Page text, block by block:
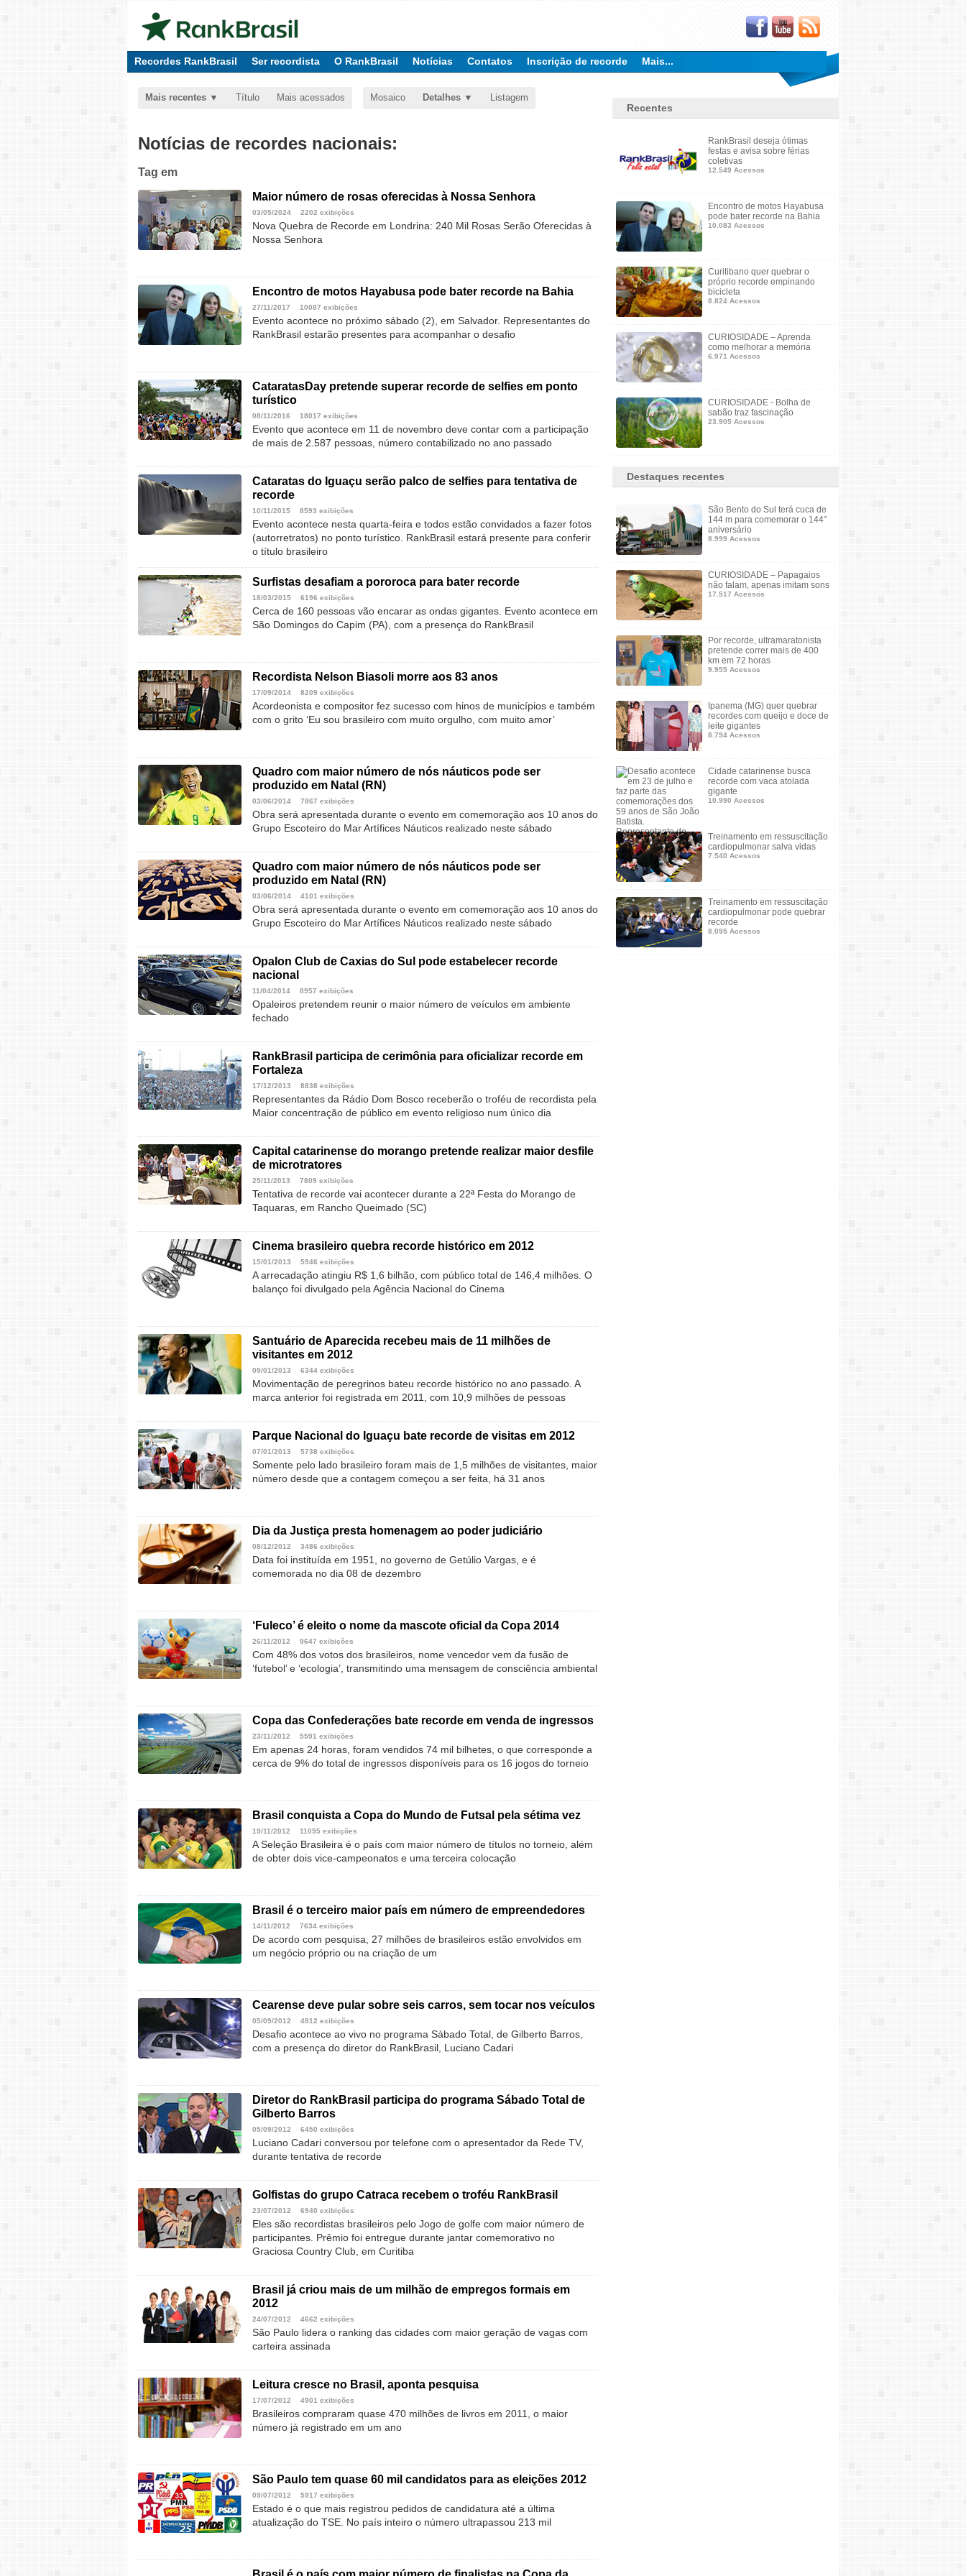
Recordes RankBrasil Ser recordista O RankBrasil Notícias Contatos Inscrição de recorde Mais...
Mais recentes Título Mais acessados Mosaico Detalhes Listagem
Notícias de recordes nacionais:
Tag em
Maior número de rosas oferecidas à Nossa Senhora
03/05/2024 2202 exibições
Nova Quebra de Recorde em Londrina: 240 Mil Rosas Serão Oferecidas à
Nossa Senhora
Encontro de motos Hayabusa pode bater recorde na Bahia
27/11/2017 10087 exibições
Evento acontece no próximo sábado (2), em Salvador. Representantes do
RankBrasil estarão presentes para acompanhar o desafio
CataratasDay pretende superar recorde de selfies em ponto
turístico
08/11/2016 18017 exibições
Evento que acontece em 11 de novembro deve contar com a participação
de mais de 2.587 pessoas, número contabilizado no ano passado
Cataratas do Iguaçu serão palco de selfies para tentativa de
recorde
10/11/2015 8593 exibições
Evento acontece nesta quarta-feira e todos estão convidados a fazer fotos
(autorretratos) no ponto turístico. RankBrasil estará presente para conferir
o título brasileiro
Surfistas desafiam a pororoca para bater recorde
18/03/2015 6196 exibições
Cerca de 160 pessoas vão encarar as ondas gigantes. Evento acontece em
São Domingos do Capim (PA), com a presença do RankBrasil
Recordista Nelson Biasoli morre aos 83 anos
17/09/2014 8209 exibições
Acordeonista e compositor fez sucesso com hinos de municípios e também
com o grito ‘Eu sou brasileiro com muito orgulho, com muito amor’
Quadro com maior número de nós náuticos pode ser
produzido em Natal (RN)
03/06/2014 7867 exibições
Obra será apresentada durante o evento em comemoração aos 10 anos do
Grupo Escoteiro do Mar Artífices Náuticos realizado neste sábado
Quadro com maior número de nós náuticos pode ser
produzido em Natal (RN)
03/06/2014 4101 exibições
Obra será apresentada durante o evento em comemoração aos 10 anos do
Grupo Escoteiro do Mar Artífices Náuticos realizado neste sábado
Opalon Club de Caxias do Sul pode estabelecer recorde
nacional
11/04/2014 8957 exibições
Opaleiros pretendem reunir o maior número de veículos em ambiente
fechado
RankBrasil participa de cerimônia para oficializar recorde em
Fortaleza
17/12/2013 8838 exibições
Representantes da Rádio Dom Bosco receberão o troféu de recordista pela
Maior concentração de público em evento religioso num único dia
Capital catarinense do morango pretende realizar maior desfile
de microtratores
25/11/2013 7809 exibições
Tentativa de recorde vai acontecer durante a 22ª Festa do Morango de
Taquaras, em Rancho Queimado (SC)
Cinema brasileiro quebra recorde histórico em 2012
15/01/2013 5946 exibições
A arrecadação atingiu R$ 1,6 bilhão, com público total de 146,4 milhões. O
balanço foi divulgado pela Agência Nacional do Cinema
Santuário de Aparecida recebeu mais de 11 milhões de
visitantes em 2012
09/01/2013 6344 exibições
Movimentação de peregrinos bateu recorde histórico no ano passado. A
marca anterior foi registrada em 2011, com 10,9 milhões de pessoas
Parque Nacional do Iguaçu bate recorde de visitas em 2012
07/01/2013 5738 exibições
Somente pelo lado brasileiro foram mais de 1,5 milhões de visitantes, maior
número desde que a contagem começou a ser feita, há 31 anos
Dia da Justiça presta homenagem ao poder judiciário
08/12/2012 3486 exibições
Data foi instituída em 1951, no governo de Getúlio Vargas, e é
comemorada no dia 08 de dezembro
‘Fuleco’ é eleito o nome da mascote oficial da Copa 2014
26/11/2012 9647 exibições
Com 48% dos votos dos brasileiros, nome vencedor vem da fusão de
‘futebol’ e ‘ecologia’, transmitindo uma mensagem de consciência ambiental
Copa das Confederações bate recorde em venda de ingressos
23/11/2012 5591 exibições
Em apenas 24 horas, foram vendidos 74 mil bilhetes, o que corresponde a
cerca de 9% do total de ingressos disponíveis para os 16 jogos do torneio
Brasil conquista a Copa do Mundo de Futsal pela sétima vez
19/11/2012 11095 exibições
A Seleção Brasileira é o país com maior número de títulos no torneio, além
de obter dois vice-campeonatos e uma terceira colocação
Brasil é o terceiro maior país em número de empreendedores
14/11/2012 7634 exibições
De acordo com pesquisa, 27 milhões de brasileiros estão envolvidos em
um negócio próprio ou na criação de um
Cearense deve pular sobre seis carros, sem tocar nos veículos
05/09/2012 4812 exibições
Desafio acontece ao vivo no programa Sábado Total, de Gilberto Barros,
com a presença do diretor do RankBrasil, Luciano Cadari
Diretor do RankBrasil participa do programa Sábado Total de
Gilberto Barros
05/09/2012 6450 exibições
Luciano Cadari conversou por telefone com o apresentador da Rede TV,
durante tentativa de recorde
Golfistas do grupo Catraca recebem o troféu RankBrasil
23/07/2012 6940 exibições
Eles são recordistas brasileiros pelo Jogo de golfe com maior número de
participantes. Prêmio foi entregue durante jantar comemorativo no
Graciosa Country Club, em Curitiba
Brasil já criou mais de um milhão de empregos formais em
2012
24/07/2012 4662 exibições
São Paulo lidera o ranking das cidades com maior geração de vagas com
carteira assinada
Leitura cresce no Brasil, aponta pesquisa
17/07/2012 4901 exibições
Brasileiros compraram quase 470 milhões de livros em 2011, o maior
número já registrado em um ano
São Paulo tem quase 60 mil candidatos para as eleições 2012
09/07/2012 5917 exibições
Estado é o que mais registrou pedidos de candidatura até a última
atualização do TSE. No país inteiro o número ultrapassou 213 mil
Recentes
RankBrasil deseja ótimas
festas e avisa sobre férias
coletivas
12.549 Acessos
Encontro de motos Hayabusa
pode bater recorde na Bahia
10.083 Acessos
Curitibano quer quebrar o
próprio recorde empinando
bicicleta
8.824 Acessos
CURIOSIDADE – Aprenda
como melhorar a memória
6.971 Acessos
CURIOSIDADE - Bolha de
sabão traz fascinação
23.905 Acessos
Destaques recentes
São Bento do Sul terá cuca de
144 m para comemorar o 144°
aniversário
8.999 Acessos
CURIOSIDADE – Papagaios
não falam, apenas imitam sons
17.517 Acessos
Por recorde, ultramaratonista
pretende correr mais de 400
km em 72 horas
9.955 Acessos
Ipanema (MG) quer quebrar
recordes com queijo e doce de
leite gigantes
8.794 Acessos
Cidade catarinense busca
recorde com vaca atolada
gigante
10.990 Acessos
Treinamento em ressuscitação
cardiopulmonar salva vidas
7.540 Acessos
Treinamento em ressuscitação
cardiopulmonar pode quebrar
recorde
8.095 Acessos